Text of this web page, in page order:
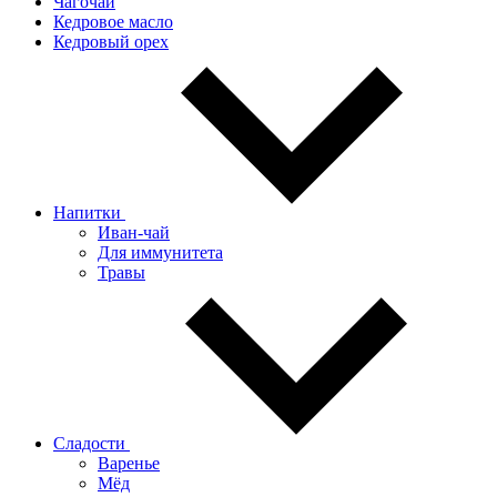
Кедровое масло
Кедровый орех
Напитки
Иван-чай
Для иммунитета
Травы
Сладости
Варенье
Мёд